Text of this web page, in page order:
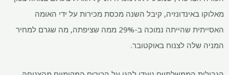
מאלוקו באינדונזיה, קיבל השנה מכסת מכירות על ידי האומה
האסייתית שהייתה נמוכה ב-29% ממה שציפתה, מה שגרם למחיר
המניה שלה לצנוח באוקטובר.